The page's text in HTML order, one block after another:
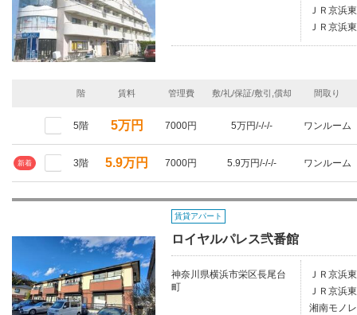
ＪＲ京浜
ＪＲ京浜
階 賃料 管理費 敷/礼/保証/敷引,償却 間取り
5階 5万円 7000円 5万円/-/-/- ワンルーム
新着 3階 5.9万円 7000円 5.9万円/-/-/- ワンルーム
賃貸アパート
ロイヤルパレス弐番館
神奈川県横浜市栄区長尾台
町
ＪＲ京浜
ＪＲ京浜
湘南モノ